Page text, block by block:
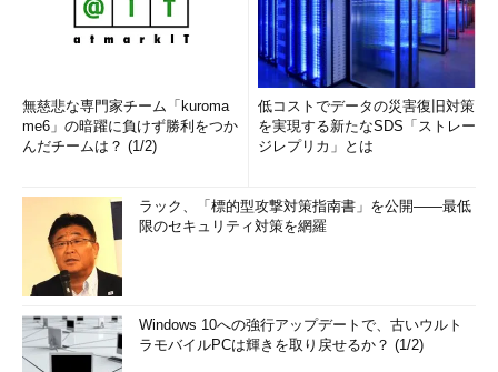
無慈悲な専門家チーム「kuroma
me6」の暗躍に負けず勝利をつか
んだチームは？ (1/2)
低コストでデータの災害復旧対策
を実現する新たなSDS「ストレー
ジレプリカ」とは
ラック、「標的型攻撃対策指南書」を公開――最低
限のセキュリティ対策を網羅
Windows 10への強行アップデートで、古いウルト
ラモバイルPCは輝きを取り戻せるか？ (1/2)